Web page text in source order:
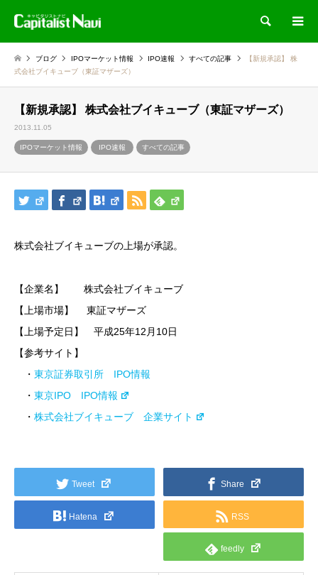
検索
ブログ IPOマーケット情報 IPO速報 すべての記事
【新規承認】 株
式会社ブイキューブ（東証マザーズ）
【新規承認】 株式会社ブイキューブ（東証マザーズ）
2013.11.05
IPOマーケット情報 IPO速報 すべての記事
株式会社ブイキューブの上場が承認。
【企業名】 株式会社ブイキューブ
【上場市場】 東証マザーズ
【上場予定日】 平成25年12月10日
【参考サイト】
・ 東京証券取引所 IPO情報
・ 東京IPO IPO情報
・ 株式会社ブイキューブ 企業サイト
Tweet Share
Hatena RSS
feedly